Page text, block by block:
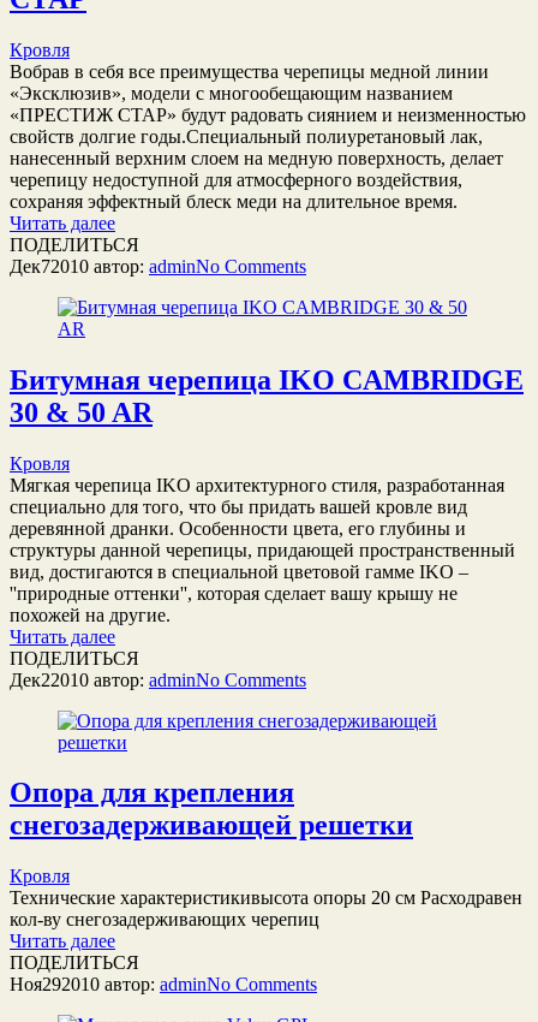
Кровля
Вобрав в себя все преимущества черепицы медной линии
«Эксклюзив», модели с многообещающим названием
«ПРЕСТИЖ СТАР» будут радовать сиянием и неизменностью
свойств долгие годы.Специальный полиуретановый лак,
нанесенный верхним слоем на медную поверхность, делает
черепицу недоступной для атмосферного воздействия,
сохраняя эффектный блеск меди на длительное время.
Читать далее
ПОДЕЛИТЬСЯ
Дек72010 автор: adminNo Comments
Битумная черепица IKO CAMBRIDGE
30 & 50 AR
Кровля
Мягкая черепица IKO архитектурного стиля, разработанная
специально для того, что бы придать вашей кровле вид
деревянной дранки. Особенности цвета, его глубины и
структуры данной черепицы, придающей пространственный
вид, достигаются в специальной цветовой гамме IKO –
''природные оттенки'', которая сделает вашу крышу не
похожей на другие.
Читать далее
ПОДЕЛИТЬСЯ
Дек22010 автор: adminNo Comments
Опора для крепления
снегозадерживающей решетки
Кровля
Технические характеристикивысота опоры 20 см Расходравен
кол-ву снегозадерживающих черепиц
Читать далее
ПОДЕЛИТЬСЯ
Ноя292010 автор: adminNo Comments